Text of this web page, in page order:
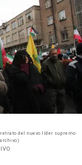
del nuevo líder supremo